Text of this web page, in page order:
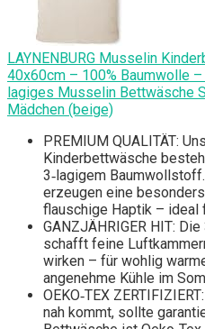
LAYNENBURG Musselin
40x60cm – 100% Baumwolle
lagiges Musselin Bettwäsche
Mädchen (beige)
PREMIUM QUALITÄT:
Kinderbettwäsche
3‑lagigem
erzeugen eine
flauschige Haptik – ideal
GANZJÄHRIGER HIT:
schafft feine
wirken – für wohlig
angenehme Kühle im
OEKO‑TEX
nah kommt, sollte